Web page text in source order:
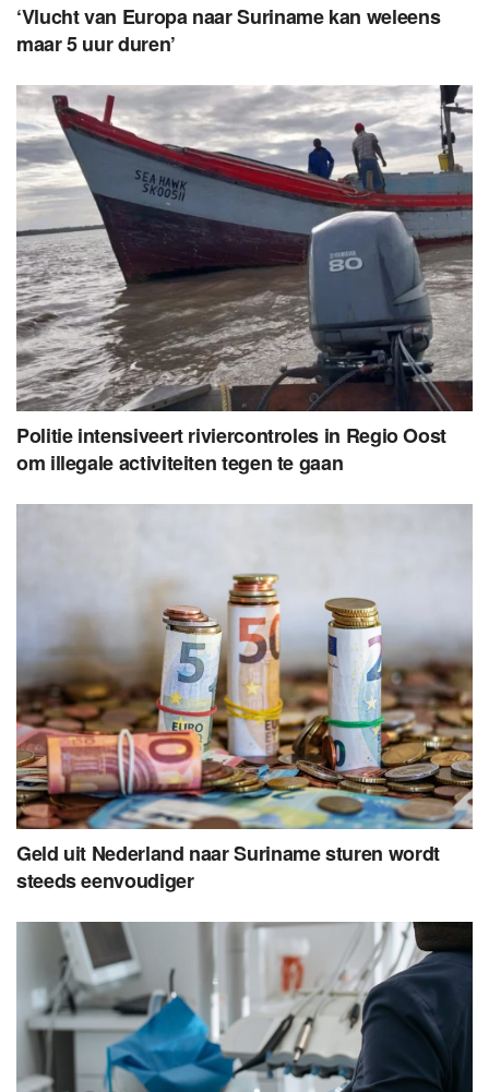
‘Vlucht van Europa naar Suriname kan weleens
maar 5 uur duren’
Politie intensiveert riviercontroles in Regio Oost
om illegale activiteiten tegen te gaan
Geld uit Nederland naar Suriname sturen wordt
steeds eenvoudiger